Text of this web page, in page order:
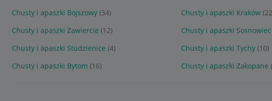
Chusty i apaszki Bojszowy (34) Chusty i apaszki Kraków
Chusty i apaszki Zawiercie (12) Chusty i apaszki Sosnowiec
Chusty i apaszki Studzienice (4) Chusty i apaszki Tychy (10)
Chusty i apaszki Bytom (16) Chusty i apaszki Zakopane